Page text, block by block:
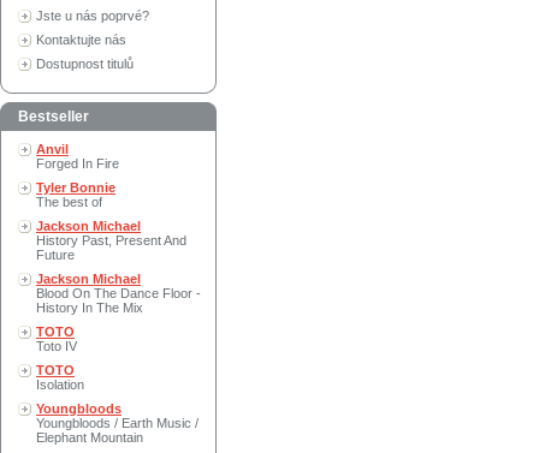
Jste u nás poprvé?
Kontaktujte nás
Dostupnost titulů
Bestseller
Anvil
Forged In Fire
Tyler Bonnie
The best of
Jackson Michael
History Past, Present And
Future
Jackson Michael
Blood On The Dance Floor -
History In The Mix
TOTO
Toto IV
TOTO
Isolation
Youngbloods
Youngbloods / Earth Music /
Elephant Mountain